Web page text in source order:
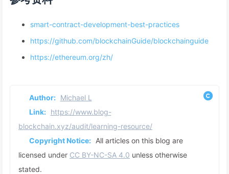
smart-contract-development-best-practices
https://github.com/blockchainGuide/blockchainguide
https://ethereum.org/zh/
Author: Michael L
Link: https://www.blog-
blockchain.xyz/audit/learning-resource/
Copyright Notice: All articles on this blog are
licensed under CC BY-NC-SA 4.0 unless otherwise
stated.